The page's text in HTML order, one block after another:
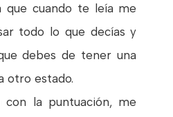
que cuando te leía me
todo lo que decías y
debes de tener una
otro estado.
la puntuación, me